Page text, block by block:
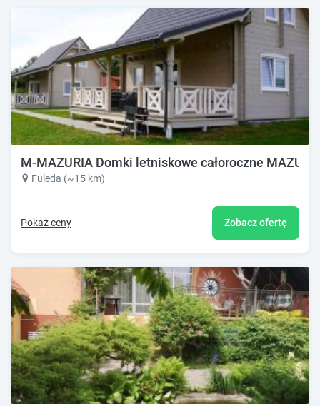
M-MAZURIA Domki letniskowe całoroczne
Fuleda (~15 km)
Pokaż ceny Zobacz ofertę